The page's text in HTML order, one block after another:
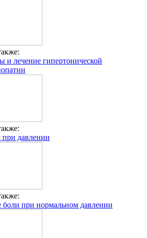
и лечение гипертонической
при давлении
боли при нормальном давлении